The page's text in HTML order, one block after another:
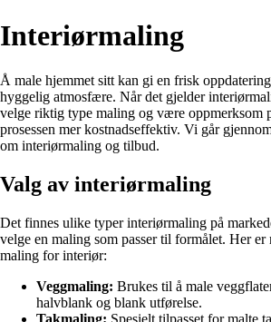
Interiørmaling
Å male hjemmet sitt kan gi en frisk
hyggelig atmosfære. Når det gjelder
velge riktig type maling og være oppmerksom
prosessen mer kostnadseffektiv. Vi går
om interiørmaling og tilbud.
Valg av interiørmaling
Det finnes ulike typer interiørmaling på
velge en maling som passer til formålet. Her
maling for interiør:
Veggmaling: Brukes til å male
halvblank og blank utførelse.
Takmaling: Spesielt tilpasset for malte